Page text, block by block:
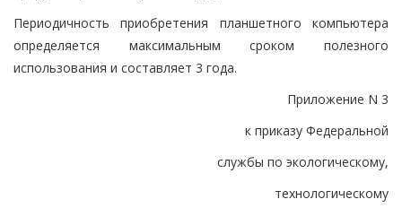
Периодичность приобретения планшетного компьютера
определяется максимальным сроком полезного
использования и составляет 3 года.
Приложение N 3
к приказу Федеральной
службы по экологическому,
технологическому